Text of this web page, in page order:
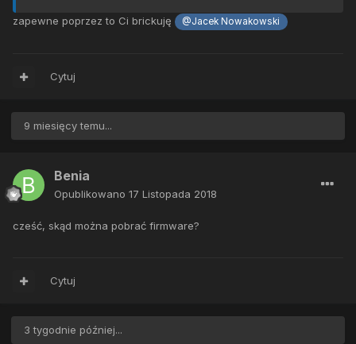
zapewne poprzez to Ci brickuję @Jacek Nowakowski
Cytuj
9 miesięcy temu...
Benia
Opublikowano 17 Listopada 2018
cześć, skąd można pobrać firmware?
Cytuj
3 tygodnie później...